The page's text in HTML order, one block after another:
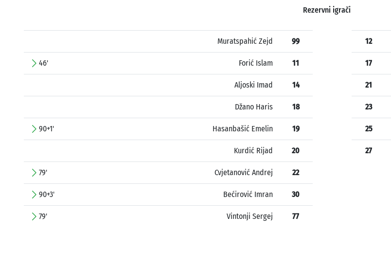
Rezervni igrači
Muratspahić Zejd 99
46' Forić Islam 11
Aljoski Imad 14
Džano Haris 18
90+1' Hasanbašić Emelin 19
Kurdić Rijad 20
79' Cvjetanović Andrej 22
90+3' Bećirović Imran 30
79' Vintonji Sergej 77
12
17
21
23
25
27